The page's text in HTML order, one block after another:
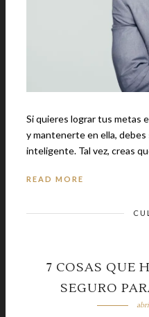
Si quieres lograr tus metas
y mantenerte en ella,
inteligente. Tal vez,
READ MORE
7 COSAS QUE
SEGURO